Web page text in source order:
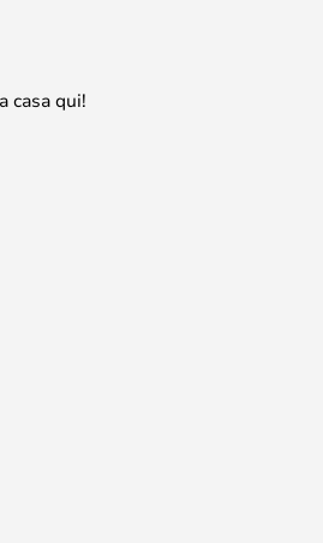
casa qui!